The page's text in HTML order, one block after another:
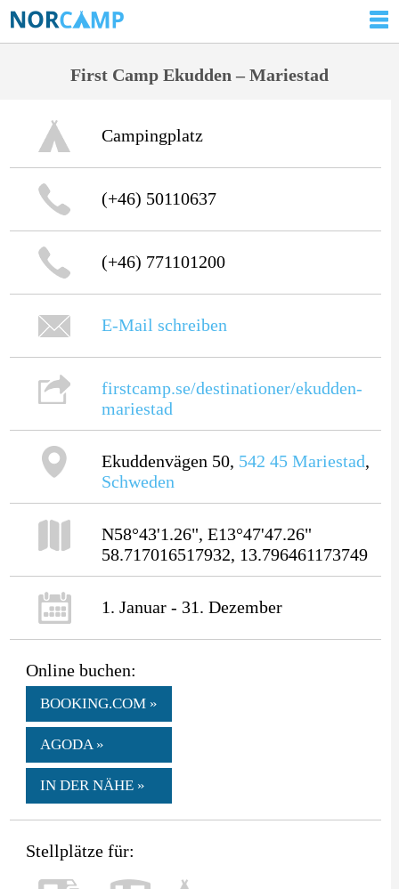
First Camp Ekudden – Mariestad
Campingplatz
(+46) 50110637
(+46) 771101200
E-Mail schreiben
firstcamp.se/destinationer/ekudden-
mariestad
Ekuddenvägen 50, 542 45 Mariestad,
Schweden
N58°43'1.26", E13°47'47.26"
58.717016517932, 13.796461173749
1. Januar - 31. Dezember
Online buchen:
BOOKING.COM »
AGODA »
IN DER NÄHE »
Stellplätze für: